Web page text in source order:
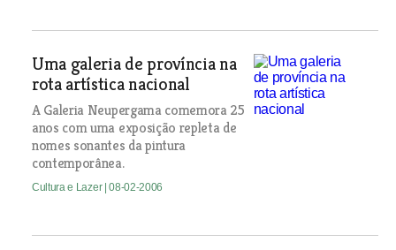
Uma galeria de província na
rota artística nacional
A Galeria Neupergama comemora 25
anos com uma exposição repleta de
nomes sonantes da pintura
contemporânea.
Cultura e Lazer | 08-02-2006